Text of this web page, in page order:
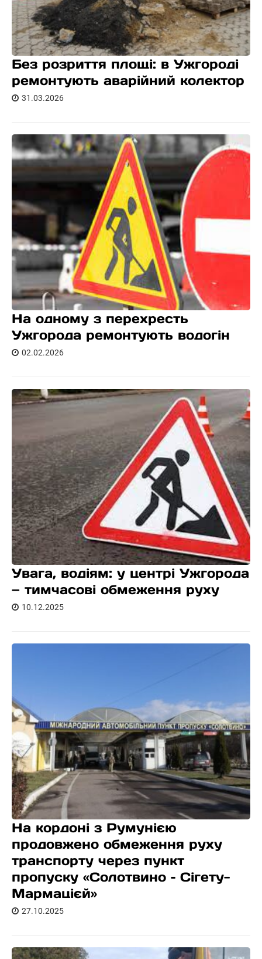
Без розриття площі: в Ужгороді
ремонтують аварійний колектор
31.03.2026
На одному з перехресть
Ужгорода ремонтують водогін
02.02.2026
Увага, водіям: у центрі Ужгорода
— тимчасові обмеження руху
10.12.2025
На кордоні з Румунією
продовжено обмеження руху
транспорту через пункт
пропуску «Солотвино – Сігету-
Мармацієй»
27.10.2025